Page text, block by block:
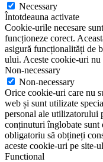
Necessary
Întotdeauna activate
Cookie-urile necesare
funcționeze corect.
asigură funcționalități de
ului. Aceste cookie-uri nu
Non-necessary
Non-necessary
Orice cookie-uri care nu
web și sunt utilizate
personal ale utilizatorului
conținuturi înglobate
obligatoriu să obțineți
aceste cookie-uri pe site-
Functional